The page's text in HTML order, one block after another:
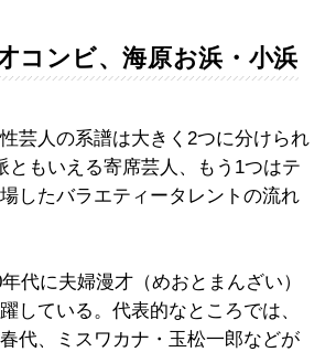
コンビ、海原お浜・小浜
芸人の系譜は大きく2つに分けられ
ともいえる寄席芸人、もう1つはテ
したバラエティータレントの流れ
代に夫婦漫才（めおとまんざい）
している。代表的なところでは、
代、ミスワカナ・玉松一郎などが